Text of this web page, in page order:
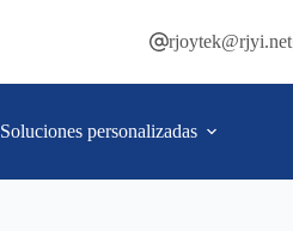
rjoytek@rjyi.net
Soluciones personalizadas